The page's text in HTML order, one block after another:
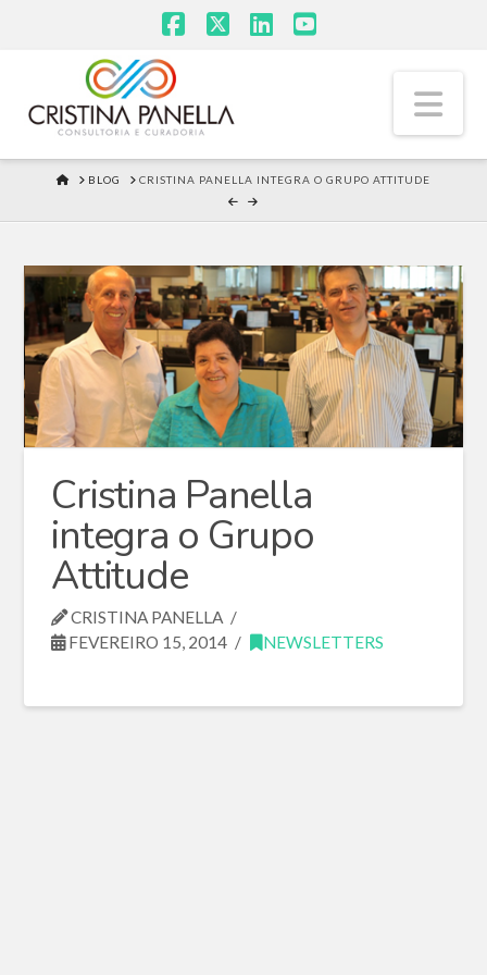
HOME
BLOG CRISTINA PANELLA INTEGRA O GRUPO ATTITUDE
Cristina Panella
integra o Grupo
Attitude
CRISTINA PANELLA
FEVEREIRO 15, 2014
NEWSLETTERS